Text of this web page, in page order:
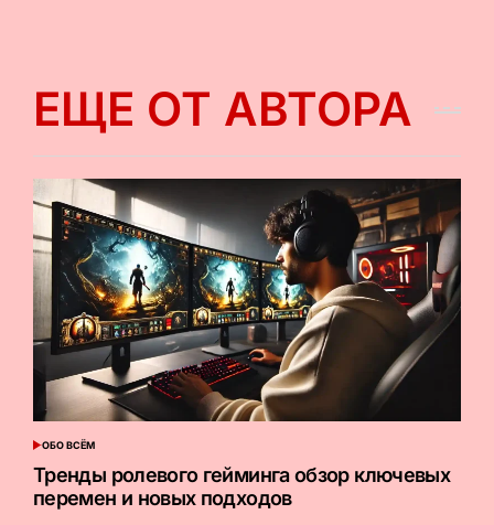
ЕЩЕ ОТ АВТОРА
ОПУБЛИКОВАНО
В
ОБО ВСЁМ
Тренды ролевого гейминга обзор ключевых
перемен и новых подходов